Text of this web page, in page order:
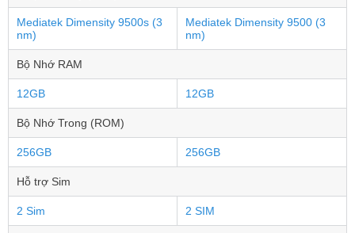
Mediatek Dimensity 9500s (3
nm)
Mediatek Dimensity 9500 (3
nm)
Bộ Nhớ RAM
12GB 12GB
Bộ Nhớ Trong (ROM)
256GB 256GB
Hỗ trợ Sim
2 Sim 2 SIM